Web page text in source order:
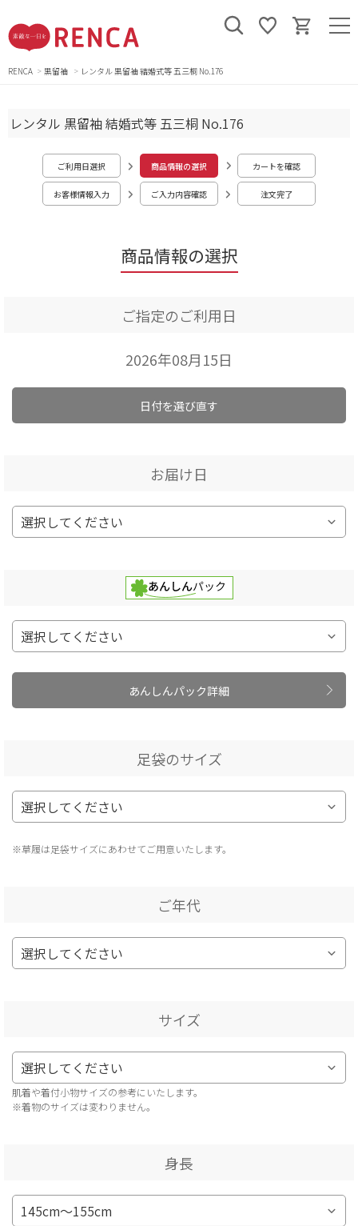
RENCA 黒留袖 レンタル 黒留袖 結婚式等 五三桐 No.176
商品情報の選択
レンタル 黒留袖 結婚式等 五三桐 No.176
ご利用日選択 商品情報の選択 カートを確認
お客様情報入力 ご入力内容確認 注文完了
ご指定のご利用日
2026年08月15日
日付を選び直す
お届け日
あんしんパック詳細
足袋のサイズ
※草履は足袋サイズにあわせてご用意いたします。
ご年代
サイズ
肌着や着付小物サイズの参考にいたします。
※着物のサイズは変わりません。
身長